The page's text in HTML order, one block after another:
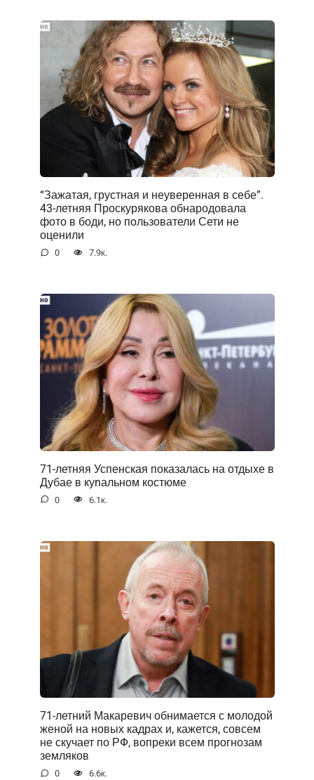
“Зажатая, грустная и неуверенная в себе”.
43-летняя Проскурякова обнародовала
фото в боди, но пользователи Сети не
оценили
0 7.9к.
71-летняя Успенская показалась на отдыхе в
Дубае в куnальном костюме
0 6.1к.
71-летний Макаревич обнимается с молодой
женой на новых кадрах и, кажется, совсем
не скучает по РФ, вопреки всем прогнозам
земляков
0 6.6к.